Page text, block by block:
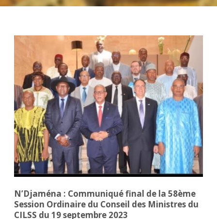
N’Djaména : Communiqué final de la 58ème
Session Ordinaire du Conseil des Ministres du
CILSS du 19 septembre 2023